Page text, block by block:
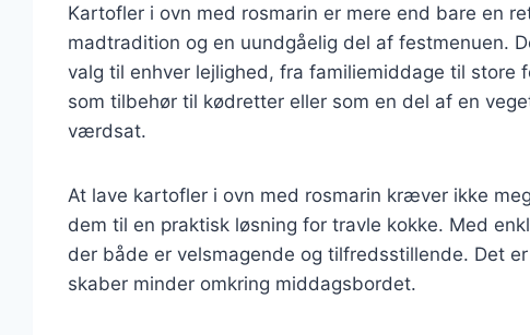
Kartofler i ovn med rosmarin er mere end bare en
madtradition og en uundgåelig del af festmenuen.
valg til enhver lejlighed, fra familiemiddage til store
som tilbehør til kødretter eller som en del af en
værdsat.
At lave kartofler i ovn med rosmarin kræver ikke
dem til en praktisk løsning for travle kokke. Med
der både er velsmagende og tilfredsstillende. Det
skaber minder omkring middagsbordet.